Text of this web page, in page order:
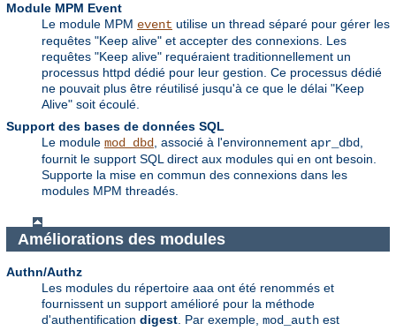
Module MPM Event
Le module MPM event utilise un thread séparé pour gérer les
requêtes "Keep alive" et accepter des connexions. Les
requêtes "Keep alive" requéraient traditionnellement un
processus httpd dédié pour leur gestion. Ce processus dédié
ne pouvait plus être réutilisé jusqu'à ce que le délai "Keep
Alive" soit écoulé.
Support des bases de données SQL
Le module mod_dbd , associé à l'environnement apr_dbd
fournit le support SQL direct aux modules qui en ont besoin.
Supporte la mise en commun des connexions dans les
modules MPM threadés.
Améliorations des modules
Authn/Authz
Les modules du répertoire aaa ont été renommés et
fournissent un support amélioré pour la méthode
d'authentification digest. Par exemple, mod_auth est